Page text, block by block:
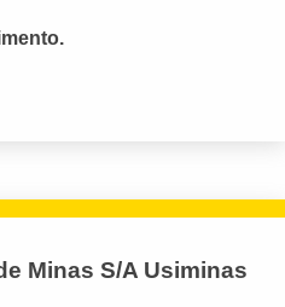
Minas S/A Usiminas